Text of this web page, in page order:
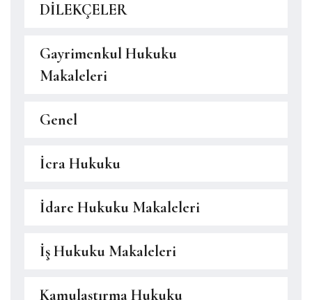
DİLEKÇELER
Gayrimenkul Hukuku
Makaleleri
Genel
İcra Hukuku
İdare Hukuku Makaleleri
İş Hukuku Makaleleri
Kamulaştırma Hukuku